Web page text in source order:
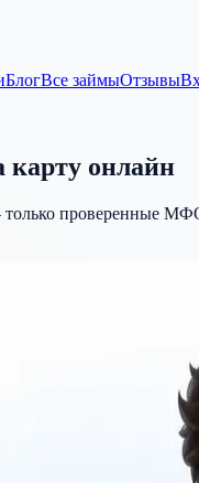
БлогВсе займыОтзывы
карту онлайн
проверенные